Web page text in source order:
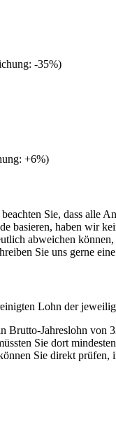
-35%)
+6%)
Sie, dass alle
basieren, haben wir
abweichen
Sie uns gerne
Lohn der
Brutto-Jahreslohn
Sie dort
Sie direkt